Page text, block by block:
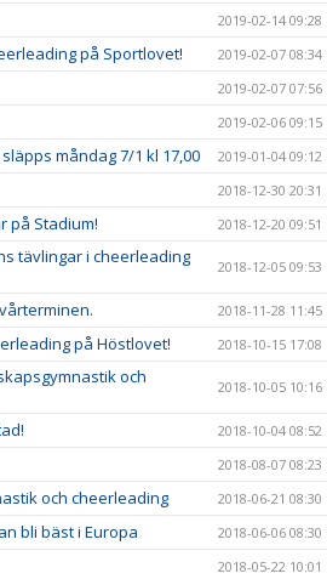
2019-02-14 09:28
på Sportlovet! 2019-02-07 08:34
2019-02-07 07:56
2019-02-06 09:15
måndag 7/1 kl 17,00 2019-01-04 09:12
2018-12-30 20:31
på Stadium! 2018-12-20 09:51
tävlingar i cheerleading
2018-12-05 09:53
2018-11-28 11:45
på Höstlovet! 2018-10-15 17:08
och
2018-10-05 10:16
2018-10-04 08:52
2018-08-07 08:23
och cheerleading 2018-06-21 08:30
bli bäst i Europa 2018-06-06 08:30
2018-05-22 10:01